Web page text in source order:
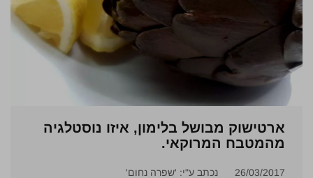
ארטישוק מבושל בלימון, איזו נוסטלגיה
מהמטבח המרוקאי.
26/03/2017 נכתב ע"י: 'שפרה נחום'